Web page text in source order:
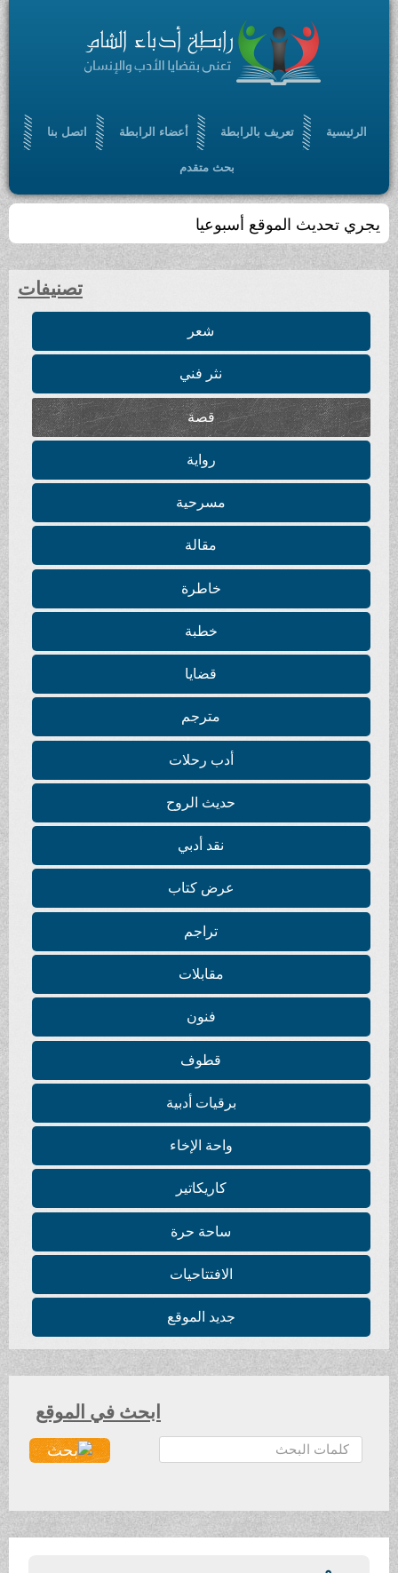
الرئيسية تعريف بالرابطة أعضاء الرابطة اتصل بنا
بحث متقدم
يجري تحديث الموقع أسبوعيا
تصنيفات
شعر
نثر فني
قصة
رواية
مسرحية
مقالة
خاطرة
خطبة
قضايا
مترجم
أدب رحلات
حديث الروح
نقد أدبي
عرض كتاب
تراجم
مقابلات
فنون
قطوف
برقيات أدبية
واحة الإخاء
كاريكاتير
ساحة حرة
الافتتاحيات
جديد الموقع
ابحث في الموقع
ح
ث